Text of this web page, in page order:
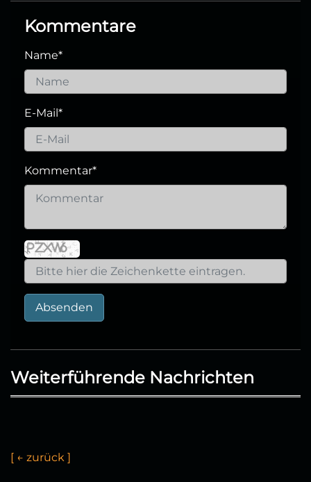
Kommentare
Name*
E-Mail*
Kommentar*
Absenden
Weiterführende Nachrichten
[ ← z u ück ]